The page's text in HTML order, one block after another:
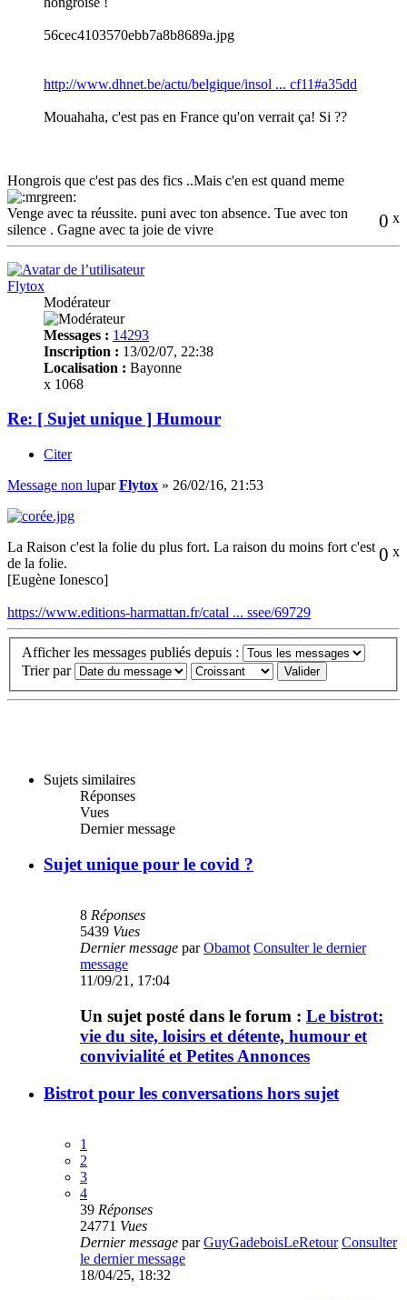
56cec4103570ebb7a8b8689a.jpg
http://www.dhnet.be/actu/belgique/insol ... cf11#a35dd
Mouahaha, c'est pas en France qu'on verrait ça! Si ??
Hongrois que c'est pas des fics ..Mais c'en est quand meme
0 x
Venge avec ta réussite. puni avec ton absence. Tue avec ton
silence . Gagne avec ta joie de vivre
Flytox
Modérateur
Messages : 14293
Inscription : 13/02/07, 22:38
Localisation : Bayonne
x 1068
Re: [ Sujet unique ] Humour
Citer
Message non luparFlytox » 26/02/16, 21:53
0 x
La Raison c'est la folie du plus fort. La raison du moins fort c'est
de la folie.
[Eugène Ionesco]
https://www.editions-harmattan.fr/catal ... ssee/69729
Afficher les messages publiés depuis :
Trier par
Sujets similaires
Réponses
Vues
Dernier message
Sujet unique pour le covid ?
8 Réponses
5439 Vues
Dernier message parObamot Consulter le dernier
message
11/09/21, 17:04
Un sujet posté dans le forum : Le bistrot:
vie du site, loisirs et détente, humour et
convivialité et Petites Annonces
Bistrot pour les conversations hors sujet
1
2
3
4
39 Réponses
24771 Vues
Dernier message parGuyGadeboisLeRetour Consulter
le dernier message
18/04/25, 18:32